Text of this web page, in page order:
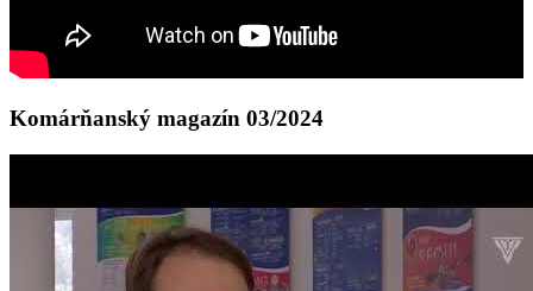
Komárňanský magazín 03/2024